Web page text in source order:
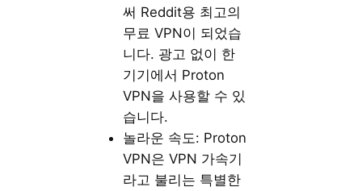
써 Reddit용 최고의
무료 VPN이 되었습
니다. 광고 없이 한
기기에서 Proton
VPN을 사용할 수 있
습니다.
놀라운 속도: Proton
VPN은 VPN 가속기
라고 불리는 특별한